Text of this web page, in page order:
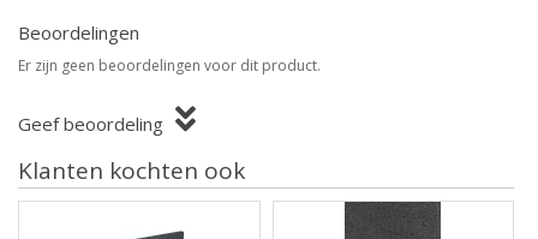
Beoordelingen
Er zijn geen beoordelingen voor dit product.
Geef beoordeling
Klanten kochten ook